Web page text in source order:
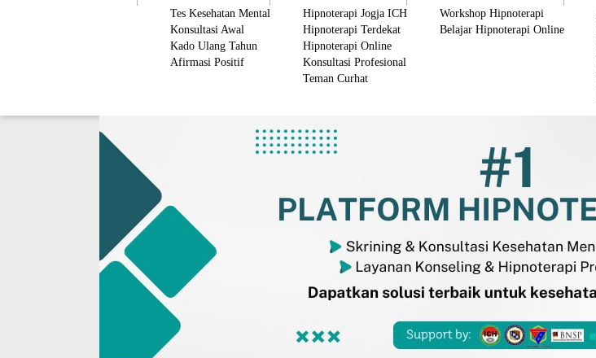
Tes Kesehatan Mental
Konsultasi Awal
Kado Ulang Tahun
Afirmasi Positif
Hipnoterapi Jogja ICH
Hipnoterapi Terdekat
Hipnoterapi Online
Konsultasi Profesional
Teman Curhat
Workshop Hipnoterapi
Belajar Hipnoterapi Online